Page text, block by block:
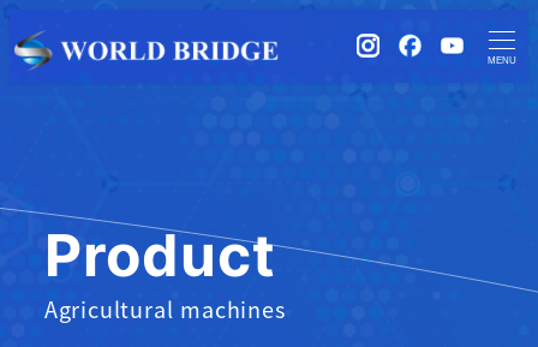
instagramFacebook
MENU
Product
Agricultural machines